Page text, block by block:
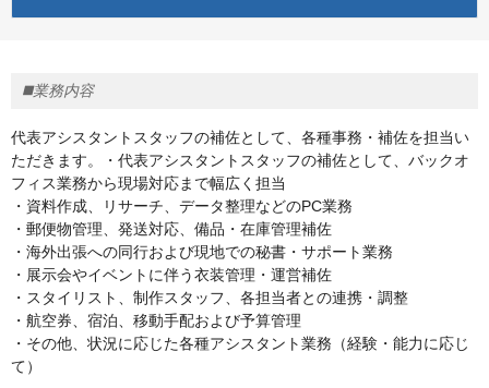
◼️業務内容
代表アシスタントスタッフの補佐として、各種事務・補佐を担当い
ただきます。・代表アシスタントスタッフの補佐として、バックオ
フィス業務から現場対応まで幅広く担当
・資料作成、リサーチ、データ整理などのPC業務
・郵便物管理、発送対応、備品・在庫管理補佐
・海外出張への同行および現地での秘書・サポート業務
・展示会やイベントに伴う衣装管理・運営補佐
・スタイリスト、制作スタッフ、各担当者との連携・調整
・航空券、宿泊、移動手配および予算管理
・その他、状況に応じた各種アシスタント業務（経験・能力に応じ
て）